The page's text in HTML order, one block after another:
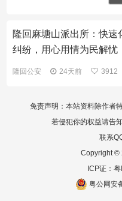
隆回麻塘山派出所：快速
纠纷，用心用情为民解忧
隆回公安 24天前 3912
免责声明：本站资料除作者
若侵犯你的权益请告
联系
Copyright ©
ICP证：
粤公网安